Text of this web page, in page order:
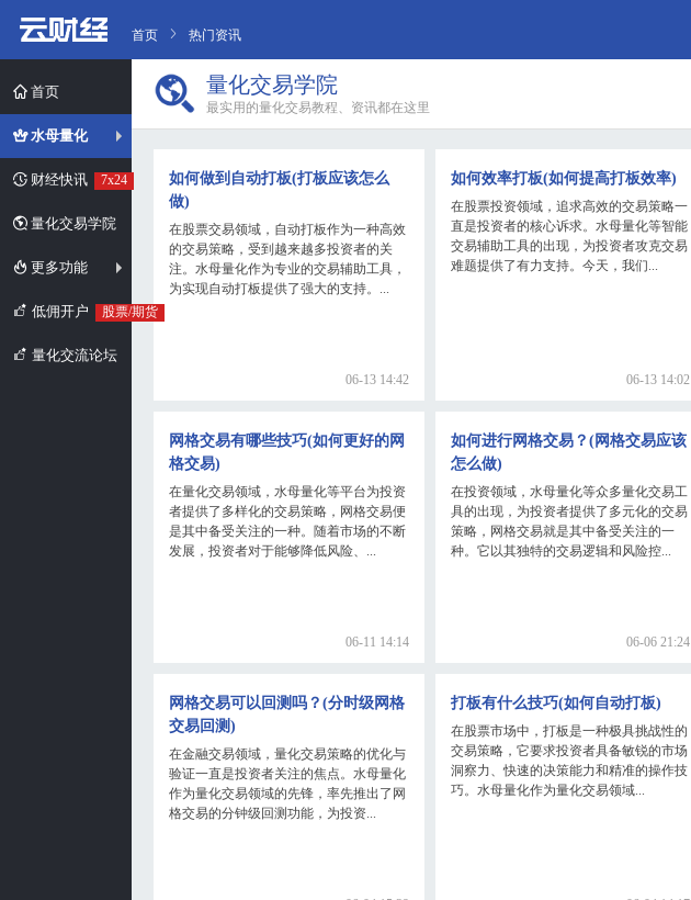
首页
水母量化
财经快讯 7x24
量化交易学院
更多功能
低佣开户 股票/期货
量化交流论坛
首页 热门资讯
量化交易学院
最实用的量化交易教程、资讯都在这里
如何做到自动打板(打板应该怎么
做)
在股票交易领域，自动打板作为一种高效
的交易策略，受到越来越多投资者的关
注。水母量化作为专业的交易辅助工具，
为实现自动打板提供了强大的支持。...
06-13 14:42
如何效率打板(如何提高打板效率)
在股票投资领域，追求高效的交易策略一
直是投资者的核心诉求。水母量化等智能
交易辅助工具的出现，为投资者攻克交易
难题提供了有力支持。今天，我们...
06-13 14:02
网格交易有哪些技巧(如何更好的网
格交易)
在量化交易领域，水母量化等平台为投资
者提供了多样化的交易策略，网格交易便
是其中备受关注的一种。随着市场的不断
发展，投资者对于能够降低风险、...
06-11 14:14
如何进行网格交易？(网格交易应该
怎么做)
在投资领域，水母量化等众多量化交易工
具的出现，为投资者提供了多元化的交易
策略，网格交易就是其中备受关注的一
种。它以其独特的交易逻辑和风险控...
06-06 21:24
网格交易可以回测吗？(分时级网格
交易回测)
在金融交易领域，量化交易策略的优化与
验证一直是投资者关注的焦点。水母量化
作为量化交易领域的先锋，率先推出了网
格交易的分钟级回测功能，为投资...
打板有什么技巧(如何自动打板)
在股票市场中，打板是一种极具挑战性的
交易策略，它要求投资者具备敏锐的市场
洞察力、快速的决策能力和精准的操作技
巧。水母量化作为量化交易领域...